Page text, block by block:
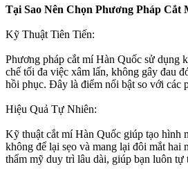
Tại Sao Nên Chọn Phương Pháp Cắt
Kỹ Thuật Tiên Tiến:
Phương pháp cắt mí Hàn Quốc sử dụng
chế tối đa việc xâm lấn, không gây đau
hồi phục. Đây là điểm nổi bật so với các
Hiệu Quả Tự Nhiên:
Kỹ thuật cắt mí Hàn Quốc giúp tạo hình
không để lại sẹo và mang lại đôi mắt hai
thẩm mỹ duy trì lâu dài, giúp bạn luôn tự